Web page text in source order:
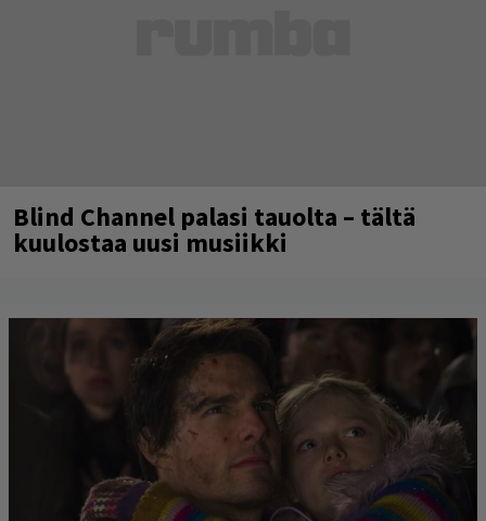
Blind Channel palasi tauolta – tältä
kuulostaa uusi musiikki